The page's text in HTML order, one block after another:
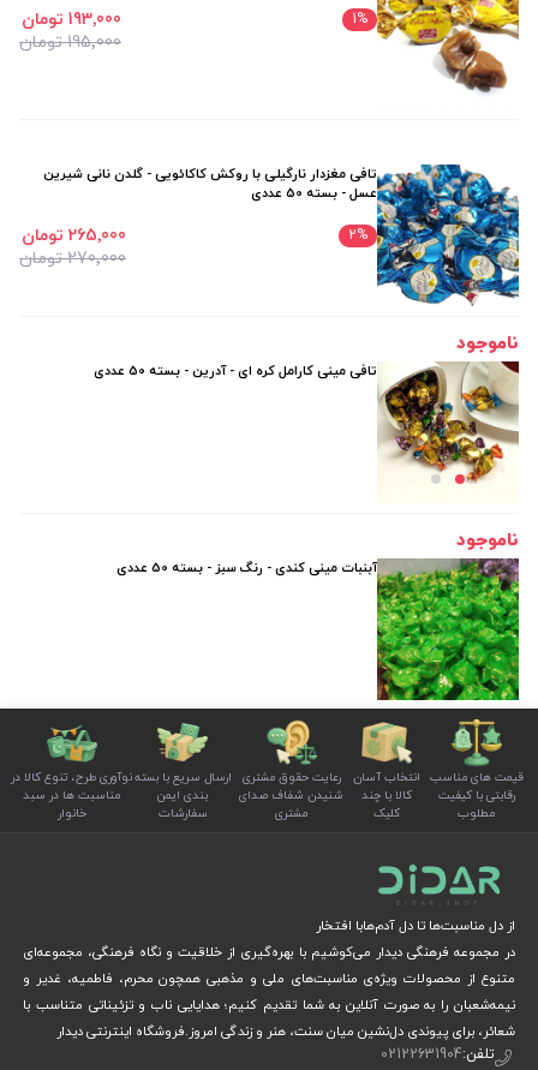
1%
195٬000 تومان
193٬000 تومان
تافی مغزدار نارگیلی با روکش کاکائویی - گلدن نانی شیرین
عسل - بسته 50 عددی
2%
270٬000 تومان
265٬000 تومان
ناموجود
تافی مینی کارامل کره ای - آدرین - بسته 50 عددی
ناموجود
آبنبات مینی کندی - رنگ سبز - بسته 50 عددی
قیمت های مناسب
رقابتی با کیفیت
مطلوب
انتخاب آسان
کالا با چند
کلیک
رعایت حقوق مشتری
شنیدن شفاف صدای
مشتری
ارسال سریع با بسته
بندی ایمن
سفارشات
نوآوری طرح، تنوع کالا در
مناسبت ها در سبد
خانوار
از دل مناسبت‌ها تا دل آدم‌هابا افتخار
در مجموعه فرهنگی دیدار می‌کوشیم با بهره‌گیری از خلاقیت و نگاه فرهنگی، مجموعه‌ای
متنوع از محصولات ویژه‌ی مناسبت‌های ملی و مذهبی همچون محرم، فاطمیه، غدیر و
نیمه‌شعبان را به صورت آنلاین به شما تقدیم کنیم؛ هدایایی ناب و تزئیناتی متناسب با
شعائر، برای پیوندی دل‌نشین میان سنت، هنر و زندگی امروز.فروشگاه اینترنتی دیدار
تلفن:02122631904